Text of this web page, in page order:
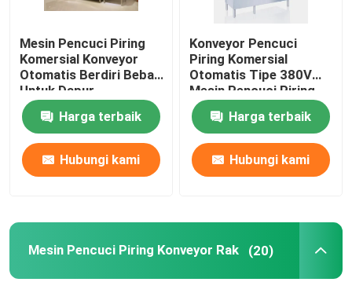
Deterjen Pencuci Piring Cair
Pembuang Limbah Makanan
Tempat Sampah Dapur
Mesin Pencuci Piring
Komersial Konveyor
Otomatis Berdiri Bebas
Untuk Dapur
Harga terbaik
Hubungi kami
Konveyor Pencuci
Piring Komersial
Otomatis Tipe 380V
Mesin Pencuci Piring
Hemat Energi
Harga terbaik
Hubungi kami
Mesin Pencuci Piring Konveyor Rak (20)